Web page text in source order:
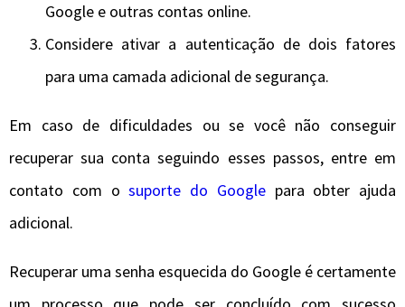
Google e outras contas online.
Considere ativar a autenticação de dois fatores
para uma camada adicional de segurança.
Em caso de dificuldades ou se você não conseguir
recuperar sua conta seguindo esses passos, entre em
contato com osuporte do Googlepara obter ajuda
adicional.
Recuperar uma senha esquecida do Google é certamente